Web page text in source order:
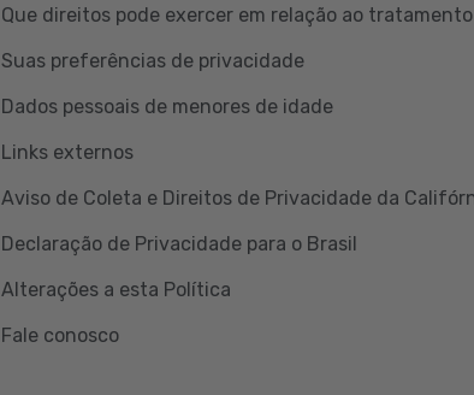
Que direitos pode exercer em relação ao
Suas preferências de privacidade
Dados pessoais de menores de idade
Links externos
Aviso de Coleta e Direitos de Privacidade da
Declaração de Privacidade para o Brasil
Alterações a esta Política
Fale conosco